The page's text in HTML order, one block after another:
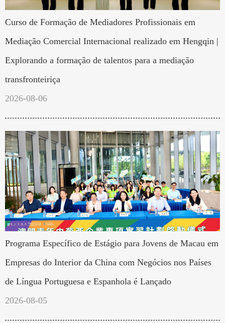
Curso de Formação de Mediadores Profissionais em
Mediação Comercial Internacional realizado em Hengqin |
Explorando a formação de talentos para a mediação
transfronteiriça
2026-08-06
Programa Específico de Estágio para Jovens de Macau em
Empresas do Interior da China com Negócios nos Países
de Língua Portuguesa e Espanhola é Lançado
2026-08-05